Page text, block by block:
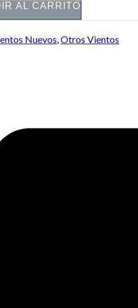
AL CARRITO
Nuevos Otros Vientos